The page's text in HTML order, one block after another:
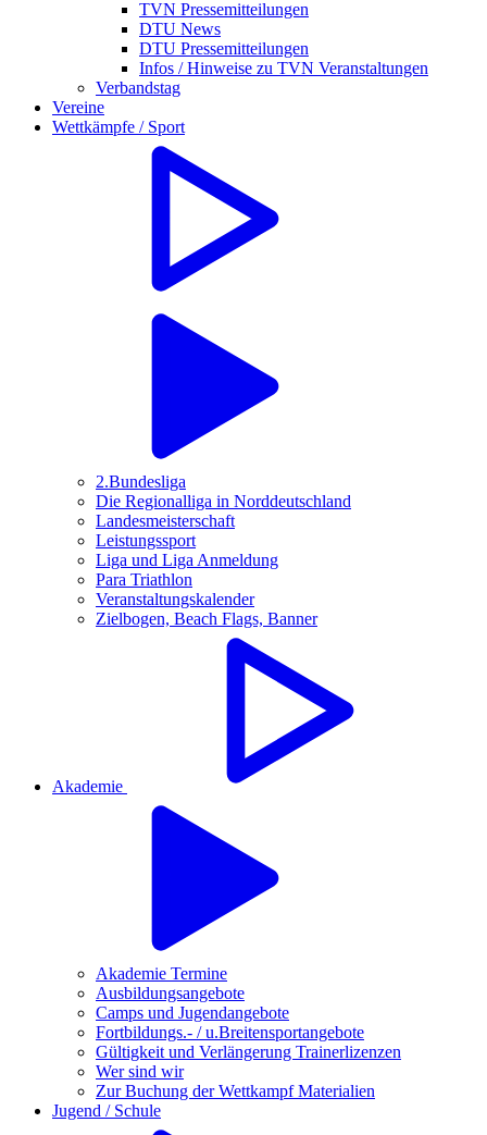
TVN Pressemitteilungen
DTU News
DTU Pressemitteilungen
Infos / Hinweise zu TVN Veranstaltungen
Verbandstag
Vereine
Wettkämpfe / Sport
2.Bundesliga
Die Regionalliga in Norddeutschland
Landesmeisterschaft
Leistungssport
Liga und Liga Anmeldung
Para Triathlon
Veranstaltungskalender
Zielbogen, Beach Flags, Banner
Akademie
Akademie Termine
Ausbildungsangebote
Camps und Jugendangebote
Fortbildungs.- / u.Breitensportangebote
Gültigkeit und Verlängerung Trainerlizenzen
Wer sind wir
Zur Buchung der Wettkampf Materialien
Jugend / Schule